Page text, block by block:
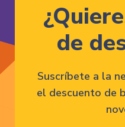
de
Suscríbete a la
el descuento de